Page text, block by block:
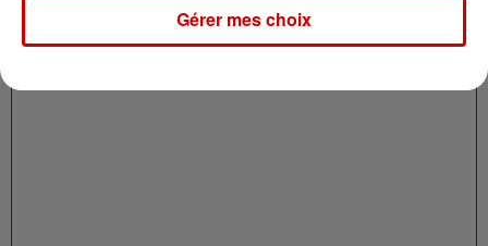
Gérer mes choix